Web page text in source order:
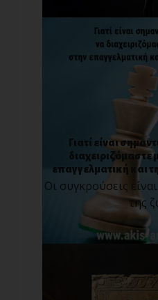
Γιατί είναι
διαχειριζόμαστε
επαγγελματική και
Οι συγκρούσεις
της